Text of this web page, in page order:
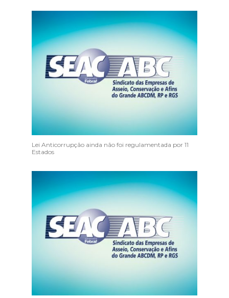
Lei Anticorrupção ainda não foi regulamentada por 11
Estados